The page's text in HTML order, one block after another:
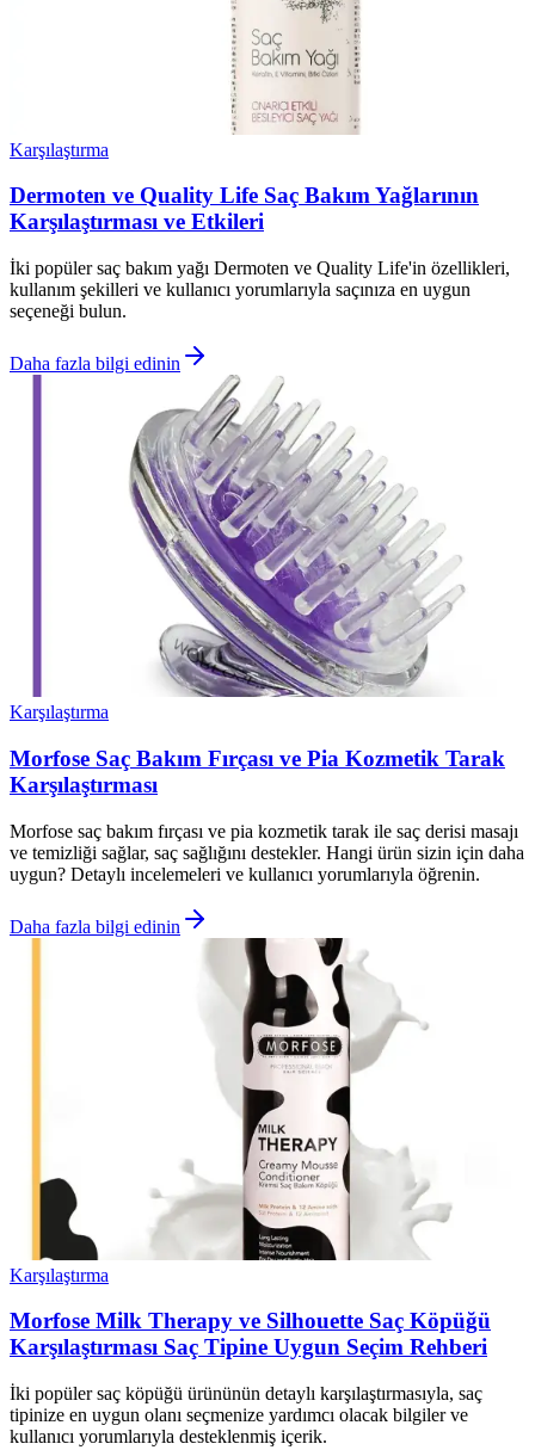
Karşılaştırma
Dermoten ve Quality Life Saç Bakım Yağlarının
Karşılaştırması ve Etkileri
İki popüler saç bakım yağı Dermoten ve Quality Life'in özellikleri,
kullanım şekilleri ve kullanıcı yorumlarıyla saçınıza en uygun
seçeneği bulun.
Daha fazla bilgi edinin
Karşılaştırma
Morfose Saç Bakım Fırçası ve Pia Kozmetik Tarak
Karşılaştırması
Morfose saç bakım fırçası ve pia kozmetik tarak ile saç derisi masajı
ve temizliği sağlar, saç sağlığını destekler. Hangi ürün sizin için daha
uygun? Detaylı incelemeleri ve kullanıcı yorumlarıyla öğrenin.
Daha fazla bilgi edinin
Karşılaştırma
Morfose Milk Therapy ve Silhouette Saç Köpüğü
Karşılaştırması Saç Tipine Uygun Seçim Rehberi
İki popüler saç köpüğü ürününün detaylı karşılaştırmasıyla, saç
tipinize en uygun olanı seçmenize yardımcı olacak bilgiler ve
kullanıcı yorumlarıyla desteklenmiş içerik.